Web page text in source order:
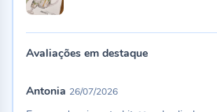
Avaliações em destaque
Antonia 26/07/2026